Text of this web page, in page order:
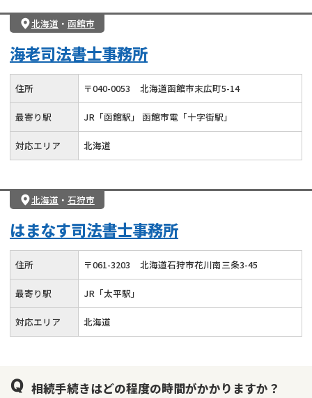
北海道 ・ 函館市
海老司法書士事務所
住所 〒040-0053 北海道函館市末広町5-14
最寄り駅 JR「函館駅」 函館市電「十字街駅」
対応エリア 北海道
北海道 ・ 石狩市
はまなす司法書士事務所
住所 〒061-3203 北海道石狩市花川南三条3-45
最寄り駅 JR「太平駅」
対応エリア 北海道
相続手続きはどの程度の時間がかかりますか？